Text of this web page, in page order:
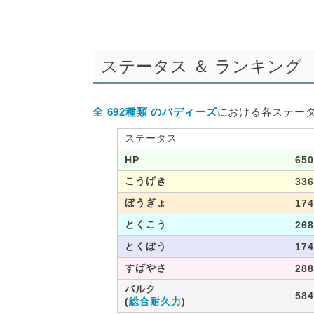
ステータス ＆ ランキング
全 692種類 のバディーズにおける各ステー
ステータス
HP
650
こうげき
336
ぼうぎょ
174
とくこう
268
とくぼう
174
すばやさ
288
バルク
(総合耐久力) 584